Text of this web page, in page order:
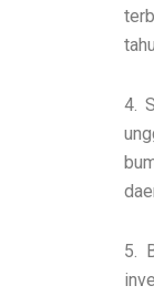
4.
5.